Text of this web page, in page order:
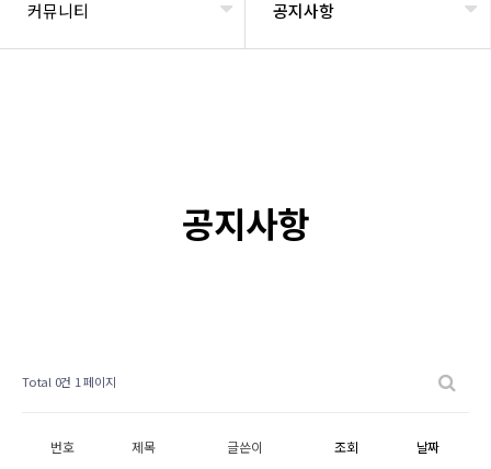
커뮤니티 공지사항
공지사항
Total 0건 1 페이지
번호 제목 글쓴이 조회 날짜